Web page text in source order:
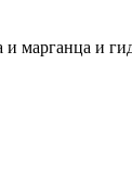
и марганца и